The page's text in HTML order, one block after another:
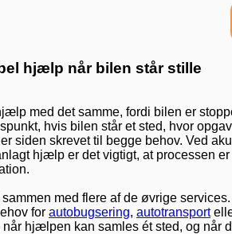
hjælp når bilen står stille
med det samme, fordi bilen er
hvis bilen står et sted, hvor
siden skrevet til begge behov. Ved
hjælp er det vigtigt, at processen
med flere af de øvrige
for autobugsering, autotransport
hjælpen kan samles ét sted, og når